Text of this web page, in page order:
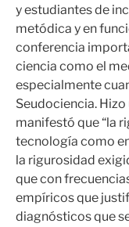
y estudiantes de
metódica y en
conferencia
ciencia como el
especialmente
Seudociencia.
manifestó que “la
tecnología como
la rigurosidad
que con
empíricos que
diagnósticos que